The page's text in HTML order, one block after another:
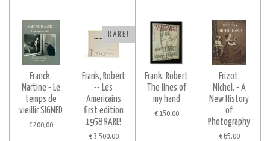
Franck,
Martine - Le
temps de
vieillir SIGNED
€ 200,00
R A R E !
Frank, Robert
-- Les
Americains
first edition
1958 RARE!
€ 3.500,00
Frank, Robert
The lines of
my hand
€ 150,00
Frizot,
Michel. - A
New History
of
Photography
€ 65,00